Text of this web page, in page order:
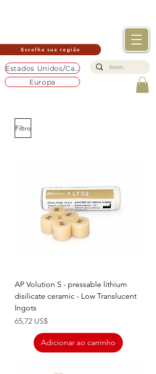
Escolha sua região
Estados Unidos/Canadá
Europa
Filtro
AP Volution S - pressable lithium
disilicate ceramic - Low Translucent
Ingots
Preço
65,72 US$
Adicionar ao carrinho